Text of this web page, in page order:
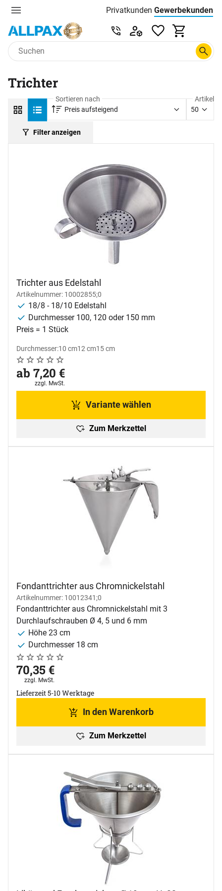
Menu Privatkunden Preisliste:
Gewerbekunden
Zum Hauptinhalt springen
Service & Beratung unter
Trichter
Filter anzeigen
Sortieren nach
Preis aufsteigend
Artikel
50
Trichter aus Edelstahl
Artikelnummer: 10002855;0
18/8 - 18/10 Edelstahl
Durchmesser 100, 120 oder 150 mm
Preis = 1 Stück
Durchmesser:10 cm12 cm15 cm
Noch keine Bewertungen abgegeben
0 Bewertungen
ab:
ab 7,20 €
Steuerhinweis:
zzgl. MwSt.
Variante wählen
Zum Merkzettel
Fondanttrichter aus Chromnickelstahl
Artikelnummer: 10012341;0
Fondanttrichter aus Chromnickelstahl mit 3
Durchlaufschrauben Ø 4, 5 und 6 mm
Höhe 23 cm
Durchmesser 18 cm
Noch keine Bewertungen abgegeben
0 Bewertungen
70,35€
Steuerhinweis:
zzgl. MwSt.
Lieferzeit 5-10 Werktage
In den Warenkorb
Zum Merkzettel